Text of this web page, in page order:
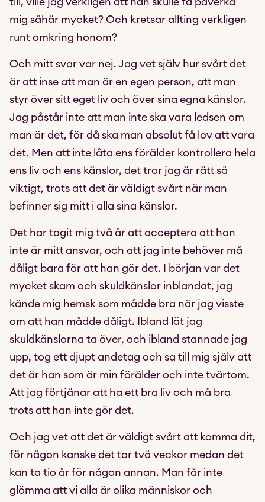
mig såhär mycket? Och kretsar allting verkligen
runt omkring honom?
Och mitt svar var nej. Jag vet själv hur svårt det
är att inse att man är en egen person, att man
styr över sitt eget liv och över sina egna känslor.
Jag påstår inte att man inte ska vara ledsen om
man är det, för då ska man absolut få lov att vara
det. Men att inte låta ens förälder kontrollera hela
ens liv och ens känslor, det tror jag är rätt så
viktigt, trots att det är väldigt svårt när man
befinner sig mitt i alla sina känslor.
Det har tagit mig två år att acceptera att han
inte är mitt ansvar, och att jag inte behöver må
dåligt bara för att han gör det. I början var det
mycket skam och skuldkänslor inblandat, jag
kände mig hemsk som mådde bra när jag visste
om att han mådde dåligt. Ibland lät jag
skuldkänslorna ta över, och ibland stannade jag
upp, tog ett djupt andetag och sa till mig själv att
det är han som är min förälder och inte tvärtom.
Att jag förtjänar att ha ett bra liv och må bra
trots att han inte gör det.
Och jag vet att det är väldigt svårt att komma dit,
för någon kanske det tar två veckor medan det
kan ta tio år för någon annan. Man får inte
glömma att vi alla är olika människor och